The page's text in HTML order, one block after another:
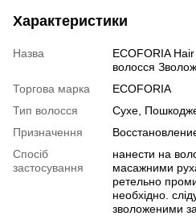
Характеристики
Назва
ECOFORIA
волосся
Торгова марка
ECOFORIA
Тип волосся
Сухе,
Призначення
Спосіб
застосування
нанести на
масажними
ретельно
необхідно.
зволоженими